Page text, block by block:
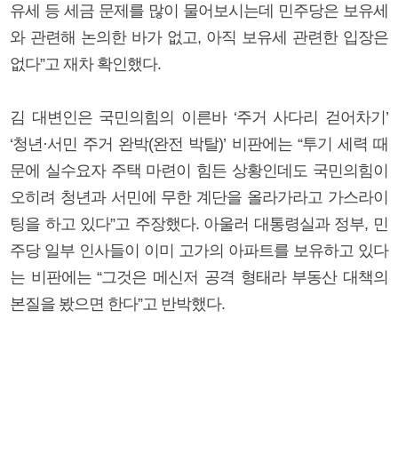
유세 등 세금 문제를 많이 물어보시는데 민주당은 보유세
와 관련해 논의한 바가 없고, 아직 보유세 관련한 입장은
없다”고 재차 확인했다.
김 대변인은 국민의힘의 이른바 ‘주거 사다리 걷어차기’
‘청년·서민 주거 완박(완전 박탈)’ 비판에는 “투기 세력 때
문에 실수요자 주택 마련이 힘든 상황인데도 국민의힘이
오히려 청년과 서민에 무한 계단을 올라가라고 가스라이
팅을 하고 있다”고 주장했다. 아울러 대통령실과 정부, 민
주당 일부 인사들이 이미 고가의 아파트를 보유하고 있다
는 비판에는 “그것은 메신저 공격 형태라 부동산 대책의
본질을 봤으면 한다”고 반박했다.